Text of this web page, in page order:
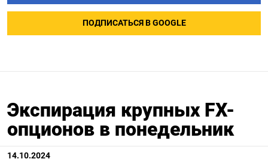
ПОДПИСАТЬСЯ В GOOGLE
Экспирация крупных FX-
опционов в понедельник
14.10.2024